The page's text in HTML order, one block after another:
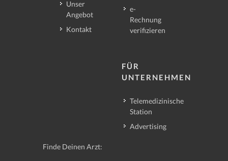
Unser
Angebot
Kontakt
e-
Rechnung
verifizieren
FÜR
UNTERNEHMEN
Telemedizinische
Station
Advertising
Finde Deinen Arzt: